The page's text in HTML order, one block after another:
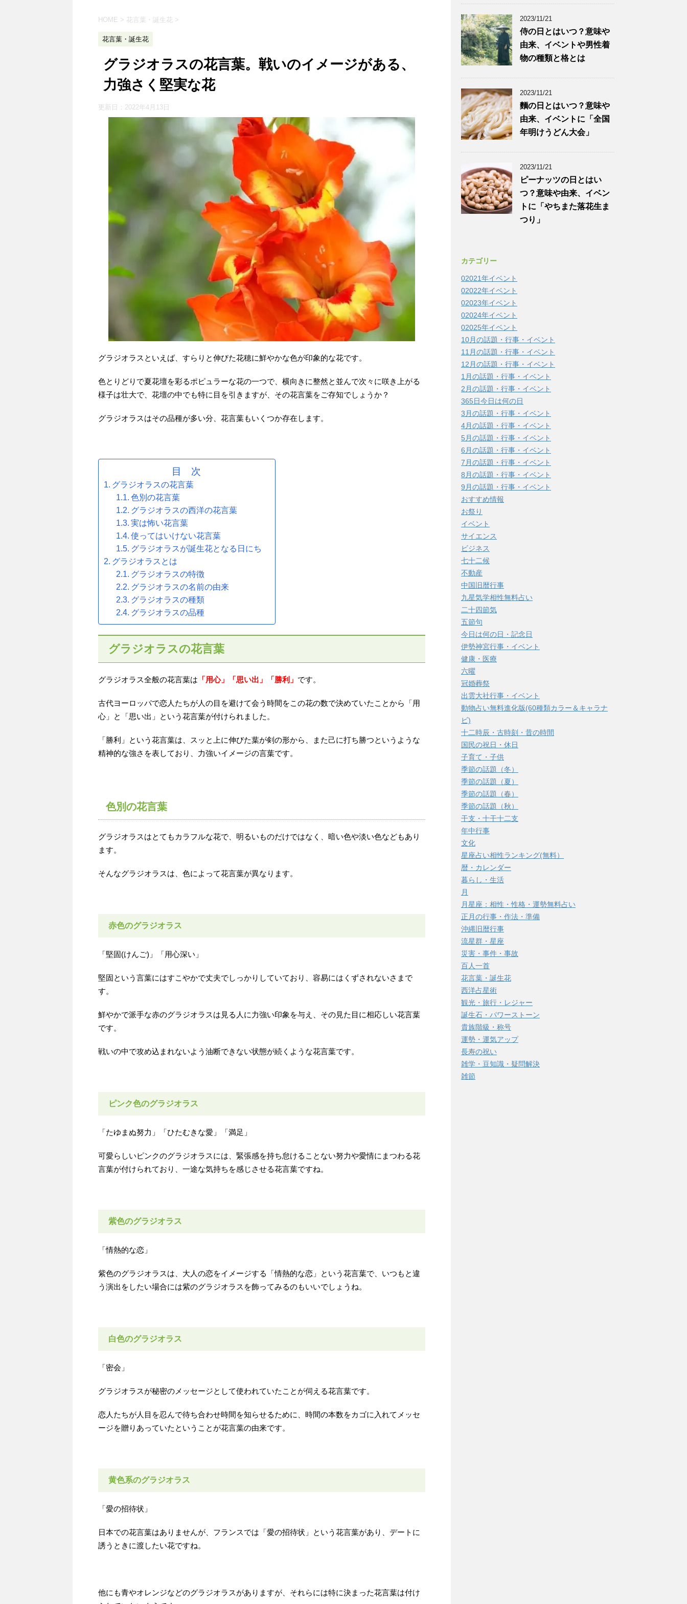
HOME > 花言葉・誕生花 >
花言葉・誕生花
グラジオラスの花言葉。戦いのイメージがある、
力強さく堅実な花
更新日： 2022年4月13日
グラジオラスといえば、すらりと伸びた花穂に鮮やかな色が印象的な花です。
色とりどりで夏花壇を彩るポピュラーな花の一つで、横向きに整然と並んで次々に咲き上がる
様子は壮大で、花壇の中でも特に目を引きますが、その花言葉をご存知でしょうか？
グラジオラスはその品種が多い分、花言葉もいくつか存在します。
目 次
グラジオラスの花言葉
色別の花言葉
グラジオラスの西洋の花言葉
実は怖い花言葉
使ってはいけない花言葉
グラジオラスが誕生花となる日にち
グラジオラスとは
グラジオラスの特徴
グラジオラスの名前の由来
グラジオラスの種類
グラジオラスの品種
グラジオラスの花言葉
グラジオラス全般の花言葉は 「用心」「思い出」「勝利」 です。
古代ヨーロッパで恋人たちが人の目を避けて会う時間をこの花の数で決めていたことから「用
心」と「思い出」という花言葉が付けられました。
「勝利」という花言葉は、スッと上に伸びた葉が剣の形から、また己に打ち勝つというような
精神的な強さを表しており、力強いイメージの言葉です。
色別の花言葉
グラジオラスはとてもカラフルな花で、明るいものだけではなく、暗い色や淡い色などもあり
ます。
そんなグラジオラスは、色によって花言葉が異なります。
赤色のグラジオラス
「堅固(けんご)」「用心深い」
堅固という言葉にはすこやかで丈夫でしっかりしていており、容易にはくずされないさまで
す。
鮮やかで派手な赤のグラジオラスは見る人に力強い印象を与え、その見た目に相応しい花言葉
です。
戦いの中で攻め込まれないよう油断できない状態が続くような花言葉です。
ピンク色のグラジオラス
「たゆまぬ努力」「ひたむきな愛」「満足」
可愛らしいピンクのグラジオラスには、緊張感を持ち怠けることない努力や愛情にまつわる花
言葉が付けられており、一途な気持ちを感じさせる花言葉ですね。
紫色のグラジオラス
「情熱的な恋」
紫色のグラジオラスは、大人の恋をイメージする「情熱的な恋」という花言葉で、いつもと違
う演出をしたい場合には紫のグラジオラスを飾ってみるのもいいでしょうね。
白色のグラジオラス
「密会」
グラジオラスが秘密のメッセージとして使われていたことが伺える花言葉です。
恋人たちが人目を忍んで待ち合わせ時間を知らせるために、時間の本数をカゴに入れてメッセ
ージを贈りあっていたということが花言葉の由来です。
黄色系のグラジオラス
「愛の招待状」
日本での花言葉はありませんが、フランスでは「愛の招待状」という花言葉があり、デートに
誘うときに渡したい花ですね。
他にも青やオレンジなどのグラジオラスがありますが、それらには特に決まった花言葉は付け
2023/11/21
侍の日とはいつ？意味や
由来、イベントや男性着
物の種類と格とは
2023/11/21
麵の日とはいつ？意味や
由来、イベントに「全国
年明けうどん大会」
2023/11/21
ピーナッツの日とはい
つ？意味や由来、イベン
トに「やちまた落花生ま
つり」
カテゴリー
02021年イベント
02022年イベント
02023年イベント
02024年イベント
02025年イベント
10月の話題・行事・イベント
11月の話題・行事・イベント
12月の話題・行事・イベント
1月の話題・行事・イベント
2月の話題・行事・イベント
365日今日は何の日
3月の話題・行事・イベント
4月の話題・行事・イベント
5月の話題・行事・イベント
6月の話題・行事・イベント
7月の話題・行事・イベント
8月の話題・行事・イベント
9月の話題・行事・イベント
おすすめ情報
お祭り
イベント
サイエンス
ビジネス
七十二候
不動産
中国旧暦行事
九星気学相性無料占い
二十四節気
五節句
今日は何の日・記念日
伊勢神宮行事・イベント
健康・医療
六曜
冠婚葬祭
出雲大社行事・イベント
動物占い無料進化版(60種類カラー＆キャラナ
ビ)
十二時辰・古時刻・昔の時間
国民の祝日・休日
子育て・子供
季節の話題（冬）
季節の話題（夏）
季節の話題（春）
季節の話題（秋）
干支・十干十二支
年中行事
文化
星座占い相性ランキング(無料）
暦・カレンダー
暮らし・生活
月
月星座：相性・性格・運勢無料占い
正月の行事・作法・準備
沖縄旧暦行事
流星群・星座
災害・事件・事故
百人一首
花言葉・誕生花
西洋占星術
観光・旅行・レジャー
誕生石・パワーストーン
貴族階級・称号
運勢・運気アップ
長寿の祝い
雑学・豆知識・疑問解決
雑節